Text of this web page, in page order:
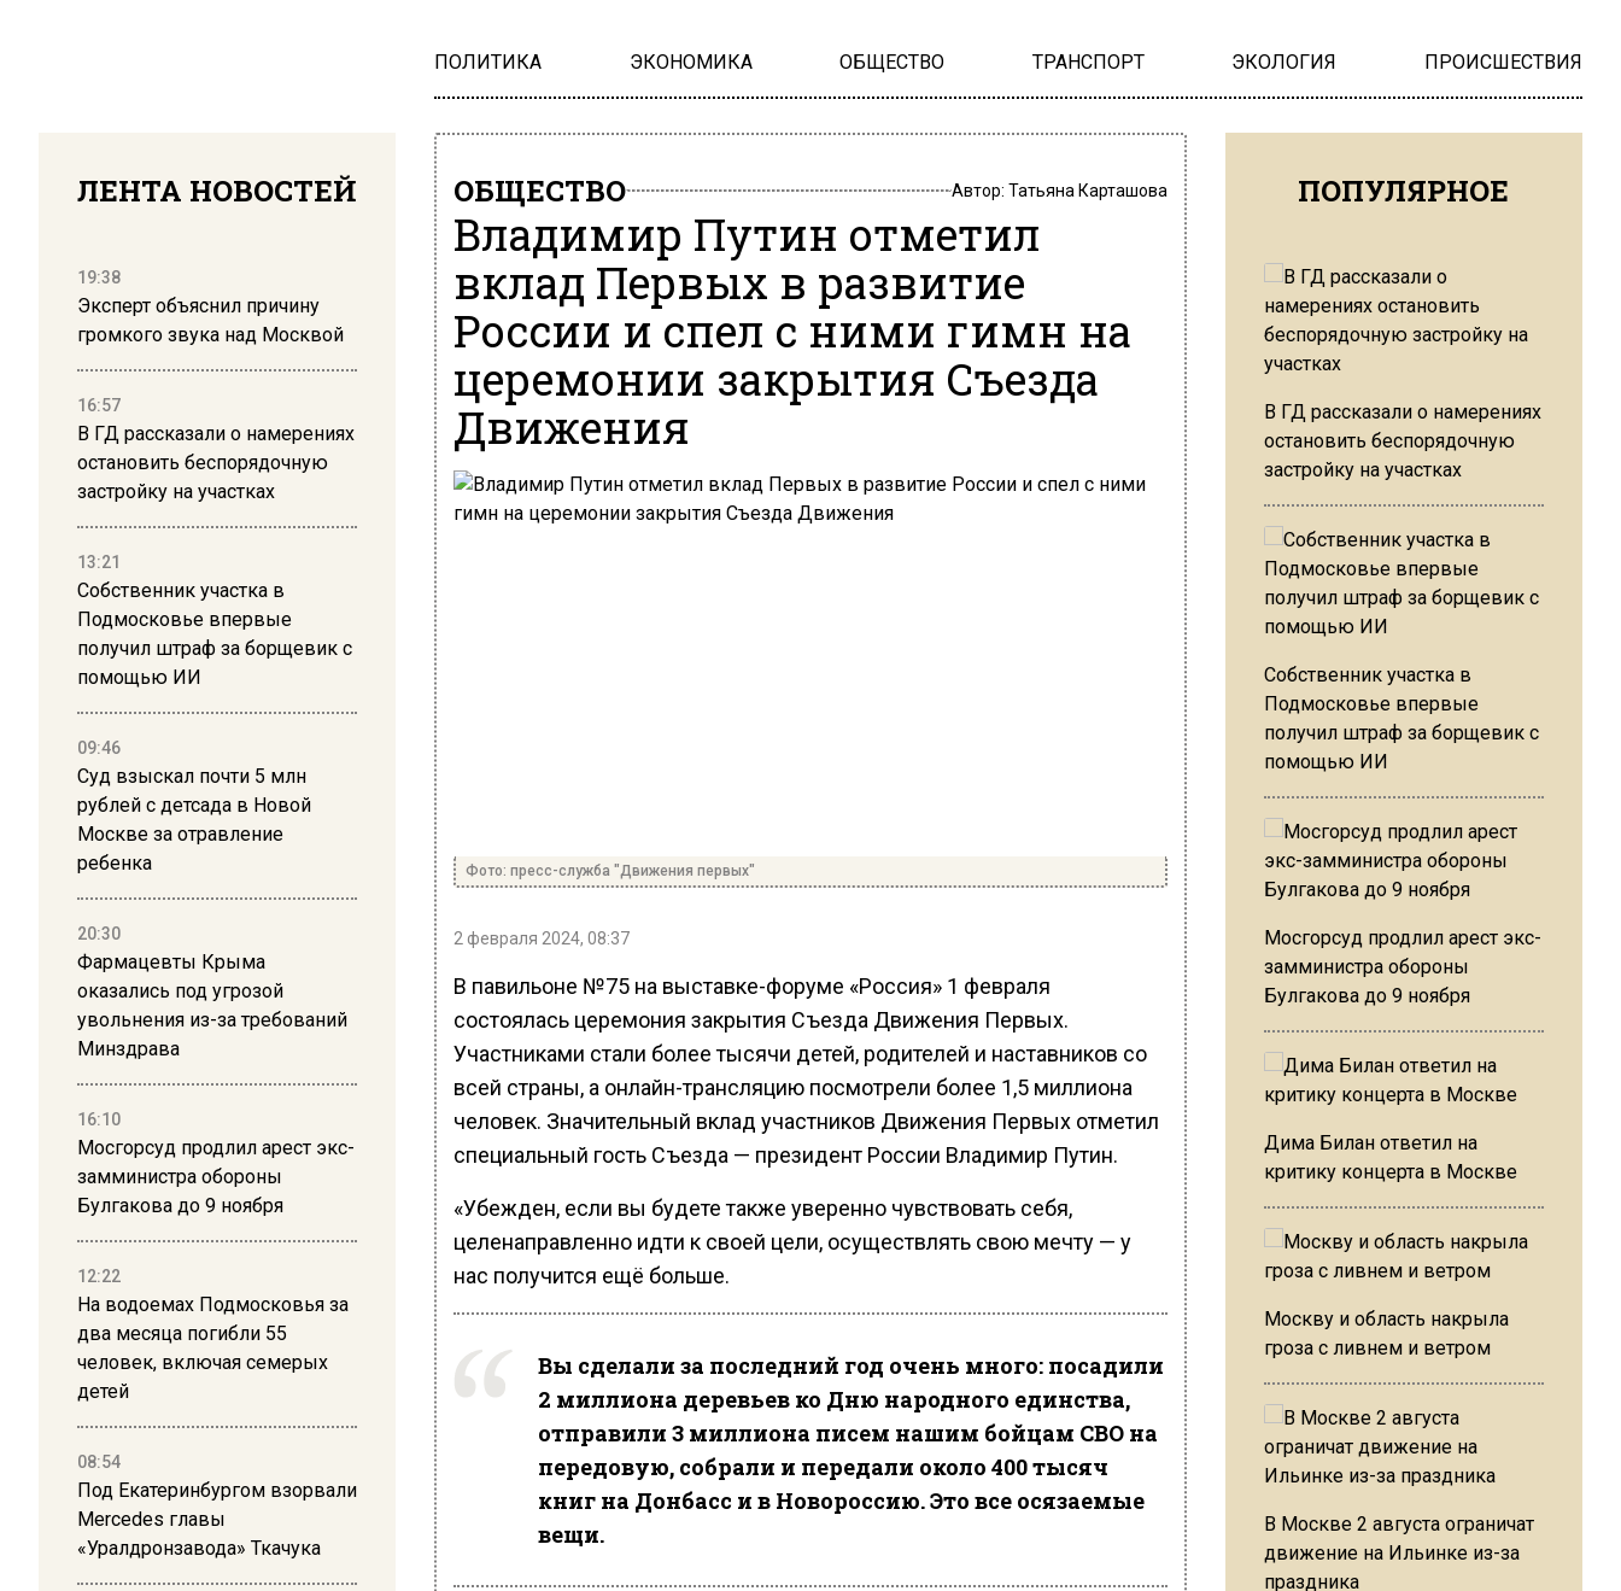
ПОЛИТИКА ЭКОНОМИКА ОБЩЕСТВО ТРАНСПОРТ ЭКОЛОГИЯ ПРОИСШЕСТВИЯ
ЛЕНТА НОВОСТЕЙ
19:38
Эксперт объяснил причину
громкого звука над Москвой
16:57
В ГД рассказали о намерениях
остановить беспорядочную
застройку на участках
13:21
Собственник участка в
Подмосковье впервые
получил штраф за борщевик с
помощью ИИ
09:46
Суд взыскал почти 5 млн
рублей с детсада в Новой
Москве за отравление
ребенка
20:30
Фармацевты Крыма
оказались под угрозой
увольнения из-за требований
Минздрава
16:10
Мосгорсуд продлил арест экс-
замминистра обороны
Булгакова до 9 ноября
12:22
На водоемах Подмосковья за
два месяца погибли 55
человек, включая семерых
детей
08:54
Под Екатеринбургом взорвали
Mercedes главы
«Уралдронзавода» Ткачука
ОБЩЕСТВО Автор: Татьяна Карташова
Владимир Путин отметил
вклад Первых в развитие
России и спел с ними гимн на
церемонии закрытия Съезда
Движения
Фото: пресс-служба "Движения первых"
2 февраля 2024, 08:37
В павильоне №75 на выставке-форуме «Россия» 1 февраля
состоялась церемония закрытия Съезда Движения Первых.
Участниками стали более тысячи детей, родителей и наставников со
всей страны, а онлайн-трансляцию посмотрели более 1,5 миллиона
человек. Значительный вклад участников Движения Первых отметил
специальный гость Съезда — президент России Владимир Путин.
«Убежден, если вы будете также уверенно чувствовать себя,
целенаправленно идти к своей цели, осуществлять свою мечту — у
нас получится ещё больше.
Вы сделали за последний год очень много: посадили
2 миллиона деревьев ко Дню народного единства,
отправили 3 миллиона писем нашим бойцам СВО на
передовую, собрали и передали около 400 тысяч
книг на Донбасс и в Новороссию. Это все осязаемые
вещи.
ПОПУЛЯРНОЕ
В ГД рассказали о намерениях
остановить беспорядочную
застройку на участках
Собственник участка в
Подмосковье впервые
получил штраф за борщевик с
помощью ИИ
Мосгорсуд продлил арест экс-
замминистра обороны
Булгакова до 9 ноября
Дима Билан ответил на
критику концерта в Москве
Москву и область накрыла
гроза с ливнем и ветром
В Москве 2 августа ограничат
движение на Ильинке из-за
праздника